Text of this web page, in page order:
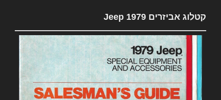
קטלוג אביזרים 1979 Jeep